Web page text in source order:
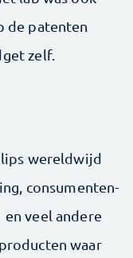
de patenten
zelf.
wereldwijd
consumenten­
veel andere
waar